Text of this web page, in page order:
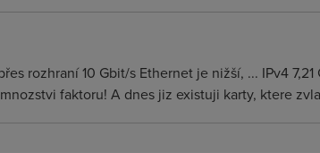
rozhraní 10 Gbit/s Ethernet je nižší, ... IPv4 7,21
faktoru! A dnes jiz existuji karty, ktere